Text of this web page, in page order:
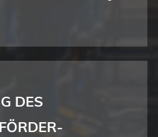
DES